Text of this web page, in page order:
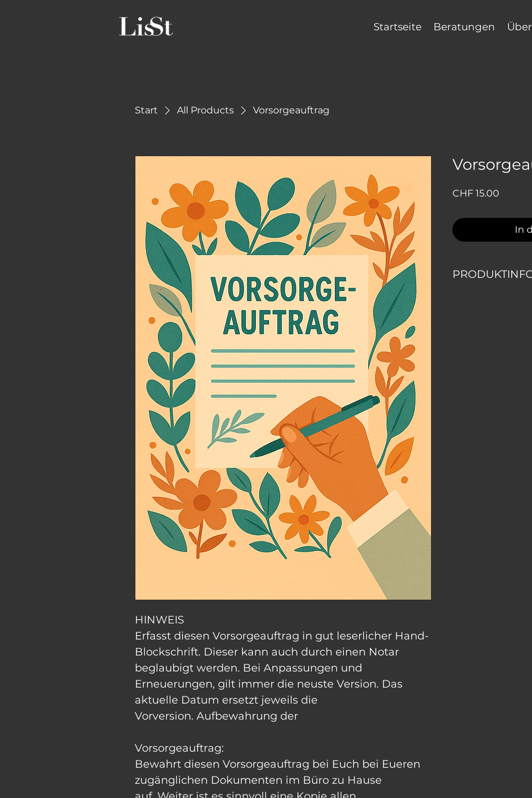
Startseite Beratungen
Start All Products Vorsorgeauftrag
HINWEIS
Erfasst diesen Vorsorgeauftrag in gut leserlicher Hand-
Blockschrift. Dieser kann auch durch einen Notar
beglaubigt werden. Bei Anpassungen und
Erneuerungen, gilt immer die neuste Version. Das
aktuelle Datum ersetzt jeweils die
Vorversion. Aufbewahrung der
Vorsorgeauftrag:
Bewahrt diesen Vorsorgeauftrag bei Euch bei Eueren
zugänglichen Dokumenten im Büro zu Hause
CHF 15.00
In